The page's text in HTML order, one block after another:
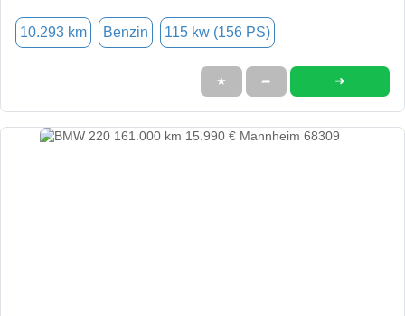
10.293 km Benzin 115 kw (156 PS)
★ ➦ ➜